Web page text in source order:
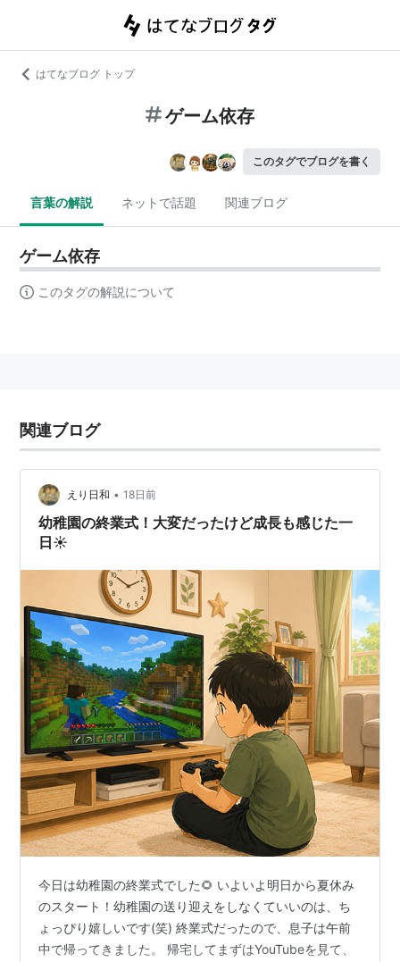
はてなブログ トップ
ゲーム依存
このタグでブログを書く
言葉の解説 ネットで話題 関連ブログ
ゲーム依存
このタグの解説について
関連ブログ
えり日和 • 18日前
幼稚園の終業式！大変だったけど成長も感じた一
日☀️
今日は幼稚園の終業式でした🌻 いよいよ明日から夏休み
のスタート！幼稚園の送り迎えをしなくていいのは、ち
ょっぴり嬉しいです(笑) 終業式だったので、息子は午前
中で帰ってきました。 帰宅してまずはYouTubeを見て、